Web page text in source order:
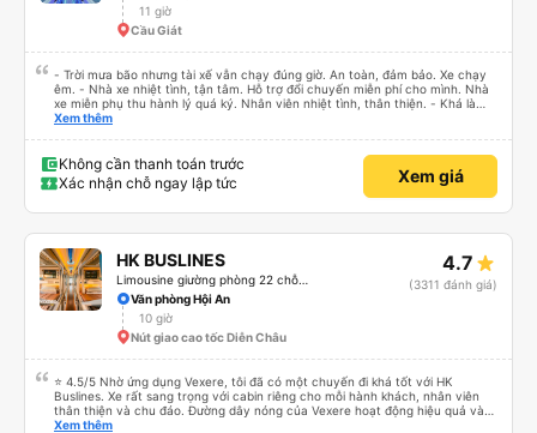
11 giờ
Cầu Giát
- Trời mưa bão nhưng tài xế vẫn chạy đúng giờ. An toàn, đảm bảo. Xe chạy
êm. - Nhà xe nhiệt tình, tận tâm. Hỗ trợ đổi chuyến miễn phí cho mình. Nhà
xe miễn phụ thu hành lý quá ký. Nhân viên nhiệt tình, thân thiện. - Khá là
thích tài xế. Lái xe an toàn. Chu đáo, thân thiện, nhiệt tình. - Xe ngồi thoải
Xem thêm
Không cần thanh toán trước
Xác nhận chỗ ngay lập tức
Xem giá
HK BUSLINES
Limousine giường phòng 22 chỗ (WC)
4.7
(3311 đánh giá)
Văn phòng Hội An
10 giờ
Nút giao cao tốc Diễn Châu
⭐ 4.5/5 Nhờ ứng dụng Vexere, tôi đã có một chuyến đi khá tốt với HK
Buslines. Xe rất sang trọng với cabin riêng cho mỗi hành khách, nhân viên
thân thiện và chu đáo. Đường dây nóng của Vexere hoạt động hiệu quả và
thể hiện trách nhiệm với khách hàng. Nhược điểm: -0.5 sao vì quy trình đặt
Xem thêm